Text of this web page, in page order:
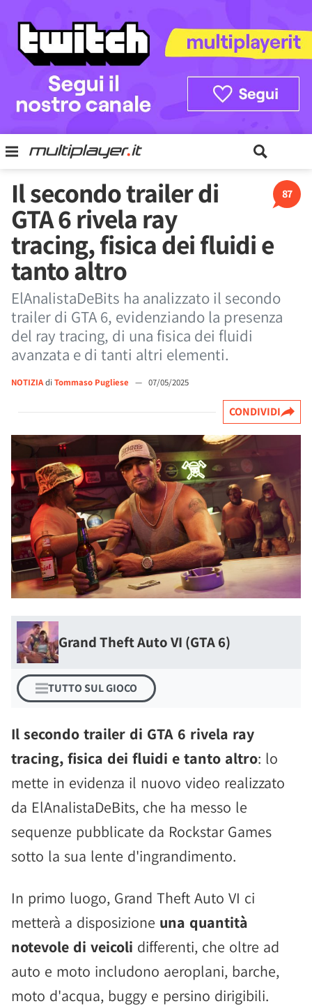
87
Il secondo trailer di
GTA 6 rivela ray
tracing, fisica dei fluidi e
tanto altro
ElAnalistaDeBits ha analizzato il secondo
trailer di GTA 6, evidenziando la presenza
del ray tracing, di una fisica dei fluidi
avanzata e di tanti altri elementi.
NOTIZIAdi Tommaso Pugliese — 07/05/2025
CONDIVIDI
Grand Theft Auto VI (GTA 6)
TUTTO SUL GIOCO
Il secondo trailer di GTA 6 rivela ray
tracing, fisica dei fluidi e tanto altro: lo
mette in evidenza il nuovo video realizzato
da ElAnalistaDeBits, che ha messo le
sequenze pubblicate da Rockstar Games
sotto la sua lente d'ingrandimento.
In primo luogo, Grand Theft Auto VI ci
metterà a disposizione una quantità
notevole di veicoli differenti, che oltre ad
auto e moto includono aeroplani, barche,
moto d'acqua, buggy e persino dirigibili.